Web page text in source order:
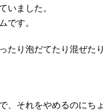
いました。
です。
たり泡だてたり混ぜたり
、それをやめるのにちょ